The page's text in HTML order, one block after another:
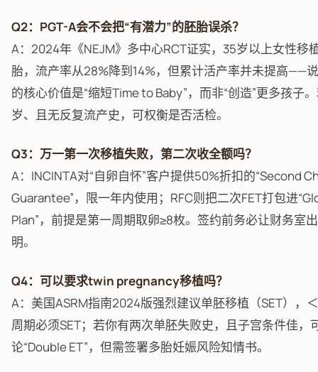
Q2：PGT-A会不会把“有潜力”的胚胎误杀？
A：2024年《NEJM》多中心RCT证实，35岁以上女性移
胎，流产率从28%降到14%，但累计活产率并未提高——
的核心价值是“缩短Time to Baby”，而非“创造”更多孩子
岁、且无反复流产史，可权衡是否活检。
Q3：万一第一次移植失败，第二次收全额吗？
A：INCINTA对“自卵自怀”客户提供50%折扣的“Second
Guarantee”，限一年内使用；RFC则把二次FET打包进
Plan”，前提是第一周期取卵≥8枚。签约前务必让财务室
明。
Q4：可以要求twin pregnancy移植吗？
A：美国ASRM指南2024版强烈建议单胚移植（SET），
周期必须SET；若你有两次单胚失败史，且子宫条件佳，
论“Double ET”，但需签署多胎妊娠风险知情书。